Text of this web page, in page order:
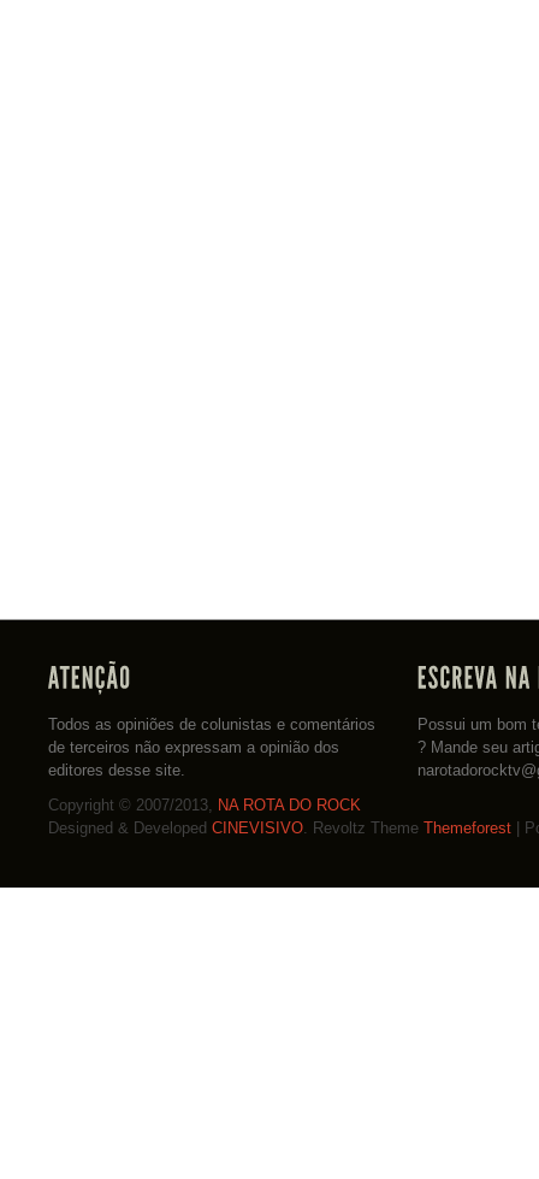
Todos as opiniões de colunistas e comentários
de terceiros não expressam a opinião dos
editores desse site.
Possui um bom
? Mande seu
Copyright © 2007/2013, NA ROTA DO ROCK
Designed & Developed CINEVISIVO. Revoltz Theme Themeforest |